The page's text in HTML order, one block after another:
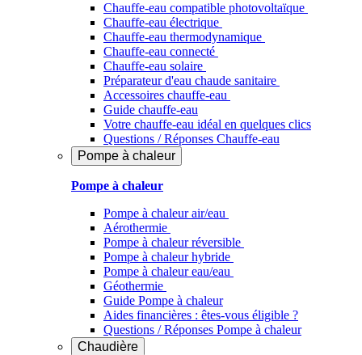
Chauffe-eau compatible photovoltaïque
Chauffe-eau électrique
Chauffe-eau thermodynamique
Chauffe-eau connecté
Chauffe-eau solaire
Préparateur d'eau chaude sanitaire
Accessoires chauffe-eau
Guide chauffe-eau
Votre chauffe-eau idéal en quelques clics
Questions / Réponses Chauffe-eau
Pompe à chaleur
Pompe à chaleur
Pompe à chaleur air/eau
Aérothermie
Pompe à chaleur réversible
Pompe à chaleur hybride
Pompe à chaleur​ eau/eau
Géothermie
Guide Pompe à chaleur
Aides financières : êtes-vous éligible ?
Questions / Réponses Pompe à chaleur
Chaudière